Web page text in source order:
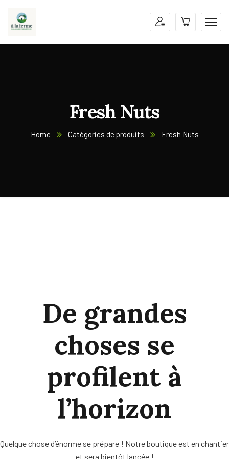
Fresh Nuts
Home Catégories de produits Fresh Nuts
De grandes
choses se
profilent à
l’horizon
Quelque chose d’énorme se prépare ! Notre boutique est en chantier
et sera bientôt lancée !